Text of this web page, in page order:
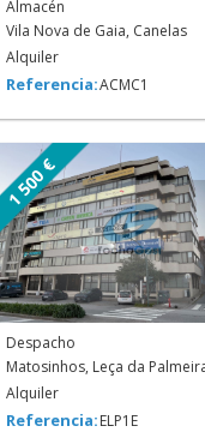
Almacén
Vila Nova de Gaia, Canelas
Alquiler
Referencia:ACMC1
Despacho
Matosinhos, Leça da
Alquiler
1 500 €
Referencia:ELP1E